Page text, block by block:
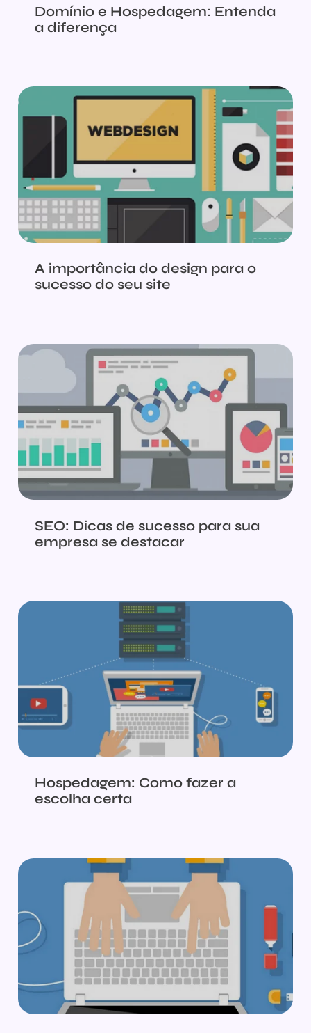
Domínio e Hospedagem: Entenda
a diferença
A importância do design para o
sucesso do seu site
SEO: Dicas de sucesso para sua
empresa se destacar
Hospedagem: Como fazer a
escolha certa